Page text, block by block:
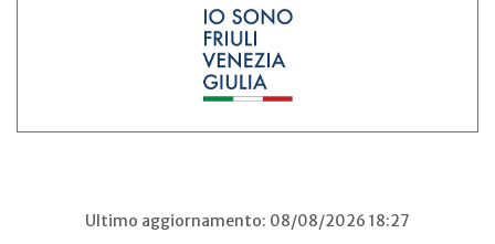
Ultimo aggiornamento: 08/08/2026 18:27